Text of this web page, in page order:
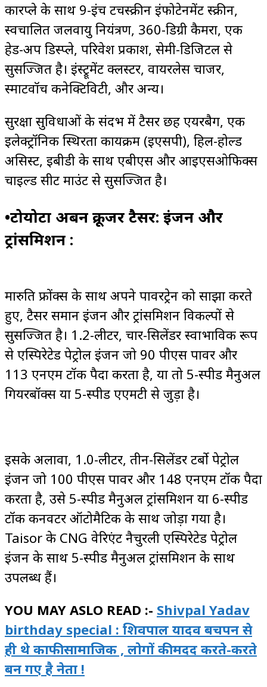
कारप्ले के साथ 9-इंच टचस्क्रीन इंफोटेनमेंट स्क्रीन,
स्वचालित जलवायु नियंत्रण, 360-डिग्री कैमरा, एक
हेड-अप डिस्प्ले, परिवेश प्रकाश, सेमी-डिजिटल से
सुसज्जित है। इंस्ट्रूमेंट क्लस्टर, वायरलेस चार्जर,
स्मार्टवॉच कनेक्टिविटी, और अन्य।
सुरक्षा सुविधाओं के संदर्भ में टैसर छह एयरबैग, एक
इलेक्ट्रॉनिक स्थिरता कार्यक्रम (ईएसपी), हिल-होल्ड
असिस्ट, ईबीडी के साथ एबीएस और आईएसओफिक्स
चाइल्ड सीट माउंट से सुसज्जित है।
•टोयोटा अर्बन क्रूजर टैसर: इंजन और
ट्रांसमिशन :
मारुति फ्रोंक्स के साथ अपने पावरट्रेन को साझा करते
हुए, टैसर समान इंजन और ट्रांसमिशन विकल्पों से
सुसज्जित है। 1.2-लीटर, चार-सिलेंडर स्वाभाविक रूप
से एस्पिरेटेड पेट्रोल इंजन जो 90 पीएस पावर और
113 एनएम टॉर्क पैदा करता है, या तो 5-स्पीड मैनुअल
गियरबॉक्स या 5-स्पीड एएमटी से जुड़ा है।
इसके अलावा, 1.0-लीटर, तीन-सिलेंडर टर्बो पेट्रोल
इंजन जो 100 पीएस पावर और 148 एनएम टॉर्क पैदा
करता है, उसे 5-स्पीड मैनुअल ट्रांसमिशन या 6-स्पीड
टॉर्क कनवर्टर ऑटोमैटिक के साथ जोड़ा गया है।
Taisor के CNG वेरिएंट नैचुरली एस्पिरेटेड पेट्रोल
इंजन के साथ 5-स्पीड मैनुअल ट्रांसमिशन के साथ
उपलब्ध हैं।
YOU MAY ASLO READ :- Shivpal Yadav
birthday special : शिवपाल यादव बचपन से
ही थे काफी सामाजिक , लोगों की मदद करते-करते
बन गए है नेता !